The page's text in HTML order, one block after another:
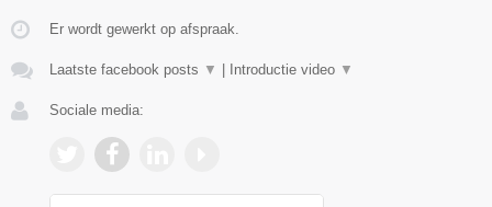
Er wordt gewerkt op afspraak.
Laatste facebook posts ▼ Introductie video ▼
Sociale media: